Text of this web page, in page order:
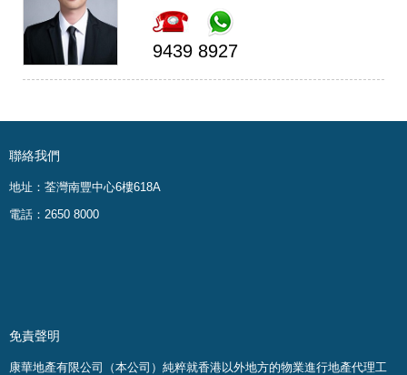
9439 8927
聯絡我們
地址：荃灣南豐中心6樓618A
電話：2650 8000
免責聲明
康華地產有限公司（本公司）純粹就香港以外地方的物業進行地產代理工